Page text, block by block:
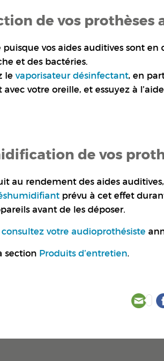
de vos prothèses
vos aides auditives sont
et des bactéries.
le vaporisateur désinfectant, en
votre oreille, et essuyez à
de vos
au rendement des aides
prévu à cet effet
avant de les déposer.
consultez votre audioprothésiste
section Produits d’entretien.